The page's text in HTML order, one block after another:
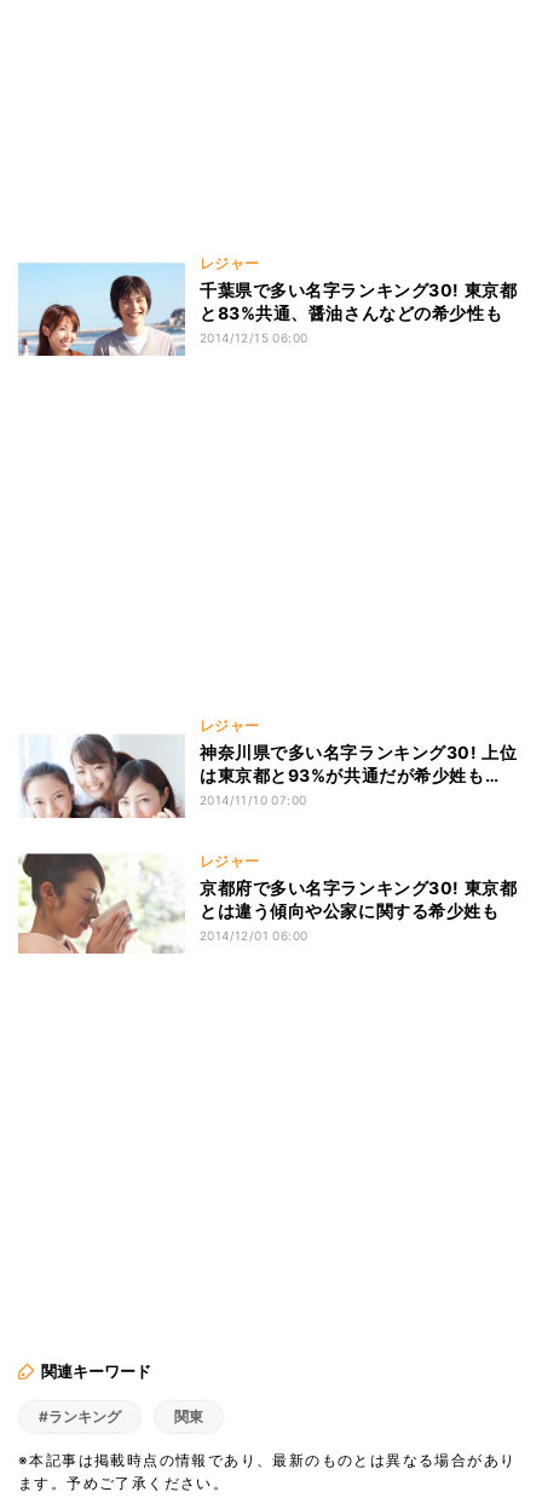
レジャー
千葉県で多い名字ランキング30! 東京都
と83%共通、醤油さんなどの希少性も
2014/12/15 06:00
レジャー
神奈川県で多い名字ランキング30! 上位
は東京都と93%が共通だが希少姓も…
2014/11/10 07:00
レジャー
京都府で多い名字ランキング30! 東京都
とは違う傾向や公家に関する希少姓も
2014/12/01 06:00
関連キーワード
#ランキング 関東
※本記事は掲載時点の情報であり、最新のものとは異なる場合があり
ます。予めご了承ください。